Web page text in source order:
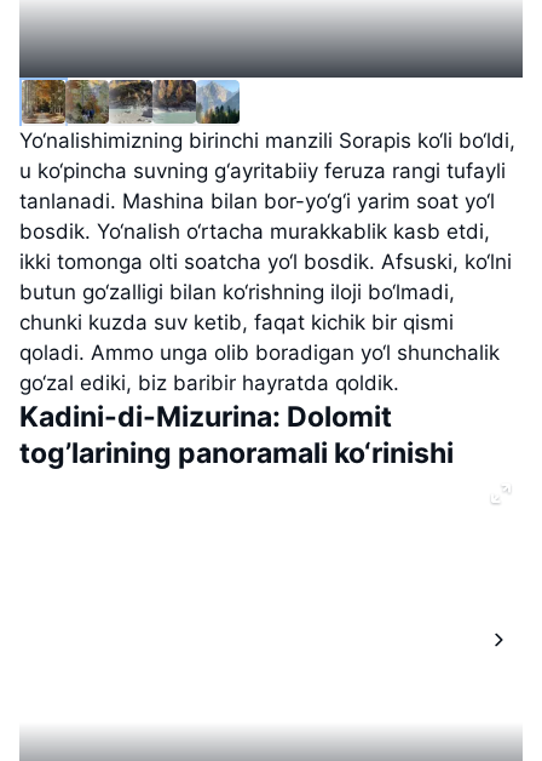
Yo‘nalishimizning birinchi manzili Sorapis ko‘li bo‘ldi,
u ko‘pincha suvning g‘ayritabiiy feruza rangi tufayli
tanlanadi. Mashina bilan bor-yo‘g‘i yarim soat yo‘l
bosdik. Yo‘nalish o‘rtacha murakkablik kasb etdi,
ikki tomonga olti soatcha yo‘l bosdik. Afsuski, ko‘lni
butun go‘zalligi bilan ko‘rishning iloji bo‘lmadi,
chunki kuzda suv ketib, faqat kichik bir qismi
qoladi. Ammo unga olib boradigan yo‘l shunchalik
go‘zal ediki, biz baribir hayratda qoldik.
Kadini-di-Mizurina: Dolomit
tog’larining panoramali ko‘rinishi